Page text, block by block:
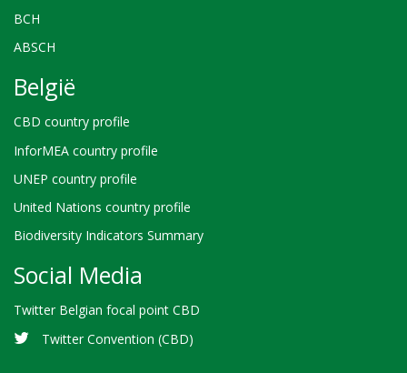
BCH
ABSCH
België
CBD country profile
InforMEA country profile
UNEP country profile
United Nations country profile
Biodiversity Indicators Summary
Social Media
Twitter Belgian focal point CBD
Twitter Convention (CBD)